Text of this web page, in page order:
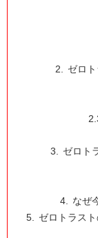
ゼロ
ゼロト
なぜ
ゼロトラス